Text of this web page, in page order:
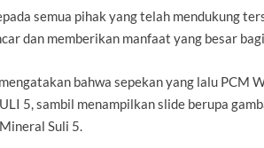
semua pihak yang telah mendukung
dan memberikan manfaat yang besar
bahwa sepekan yang lalu PCM
5, sambil menampilkan slide berupa
Suli 5.